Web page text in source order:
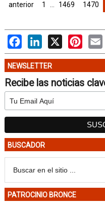
anterior
1 1469 1470
FacebookLinkedIn
X
NEWSLETTER
Recibe las noticias
BUSCADOR
PATROCINIO BRONCE